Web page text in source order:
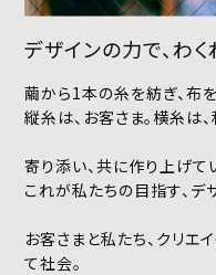
デザインの力で、わ
繭から1本の糸を紡ぎ、布を
縦糸は、お客さま。横糸は、
寄り添い、共に作り上げて
これが私たちの目指す、デ
お客さまと私たち、クリエ
て社会。